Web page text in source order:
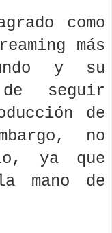
como
más
y su
seguir
de
no
ya que
mano de